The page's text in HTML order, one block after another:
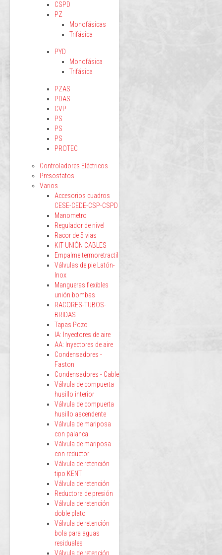
CSPD
PZ
Monofásicas
Trifásica
PYD
Monofásica
Trifásica
PZAS
PDAS
CVP
PS
PS
PS
PROTEC
Controladores Eléctricos
Presostatos
Varios
Accesorios cuadros
CESE-CEDE-CSP-CSPD
Manometro
Regulador de nivel
Racor de 5 vias
KIT UNIÓN CABLES
Empalme termoretractil
Válvulas de pie Latón-
Inox
Mangueras flexibles
unión bombas
RACORES-TUBOS-
BRIDAS
Tapas Pozo
IA: Inyectores de aire
AA: Inyectores de aire
Condensadores -
Faston
Condensadores - Cable
Válvula de compuerta
husillo interior
Válvula de compuerta
husillo ascendente
Válvula de mariposa
con palanca
Válvula de mariposa
con reductor
Válvula de retención
tipo KENT
Válvula de retención
Reductora de presión
Válvula de retención
doble plato
Válvula de retención
bola para aguas
residuales
Válvula de retención